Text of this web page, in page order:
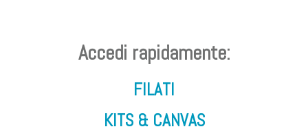
Accedi rapidamente:
FILATI
KITS & CANVAS